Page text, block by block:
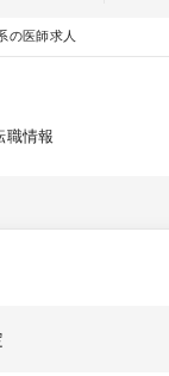
の医師求人
職情報